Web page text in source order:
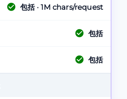
包括· 1M chars/request
包括
包括